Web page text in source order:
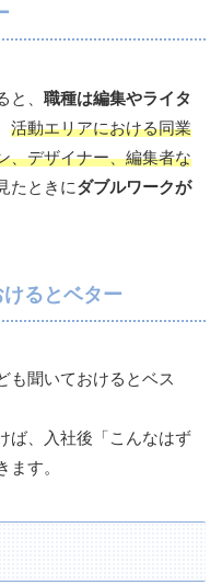
、 職種は編集やライタ
活動エリアにおける同業
、デザイナー、編集者な
たときにダブルワークが
るとベター
も聞いておけるとベス
ば、入社後「こんなはず
す。